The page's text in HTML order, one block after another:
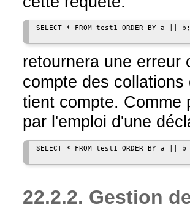
SELECT * FROM test1 ORDER BY a || b;
retournera une
compte des
tient compte. Comme
par l'emploi d'une
SELECT * FROM test1 ORDER BY a ||
22.2.2. Gestion